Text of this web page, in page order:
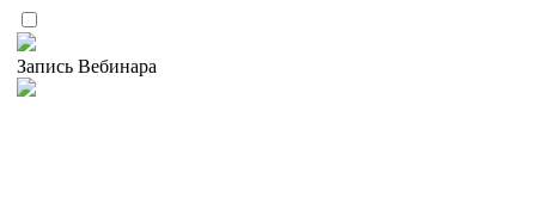
Запись Вебинара